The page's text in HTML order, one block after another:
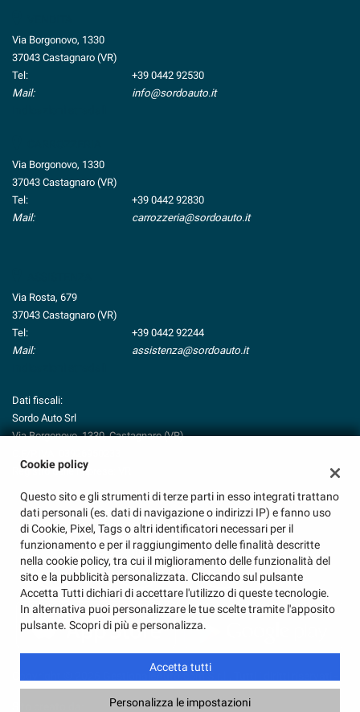
Via Borgonovo, 1330
37043 Castagnaro (VR)
Tel:
+39 0442 92530
Mail:
info@sordoauto.it
Via Borgonovo, 1330
37043 Castagnaro (VR)
Tel:
+39 0442 92830
Mail:
carrozzeria@sordoauto.it
Via Rosta, 679
37043 Castagnaro (VR)
Tel:
+39 0442 92244
Mail:
assistenza@sordoauto.it
Dati fiscali:
Sordo Auto Srl
Via Borgonovo, 1330, Castagnaro (VR)
Registro delle imprese:
Leggi l'informativa sulla privacy-Cookie Policy
GestionaleAuto.com
Cookie policy
Questo sito e gli strumenti di terze parti in esso integrati trattano
dati personali (es. dati di navigazione o indirizzi IP) e fanno uso
di Cookie, Pixel, Tags o altri identificatori necessari per il
funzionamento e per il raggiungimento delle finalità descritte
nella cookie policy, tra cui il miglioramento delle funzionalità del
sito e la pubblicità personalizzata. Cliccando sul pulsante
Accetta Tutti dichiari di accettare l'utilizzo di queste tecnologie.
In alternativa puoi personalizzare le tue scelte tramite l'apposito
pulsante. Scopri di più e personalizza.
Accetta tutti
Personalizza le impostazioni